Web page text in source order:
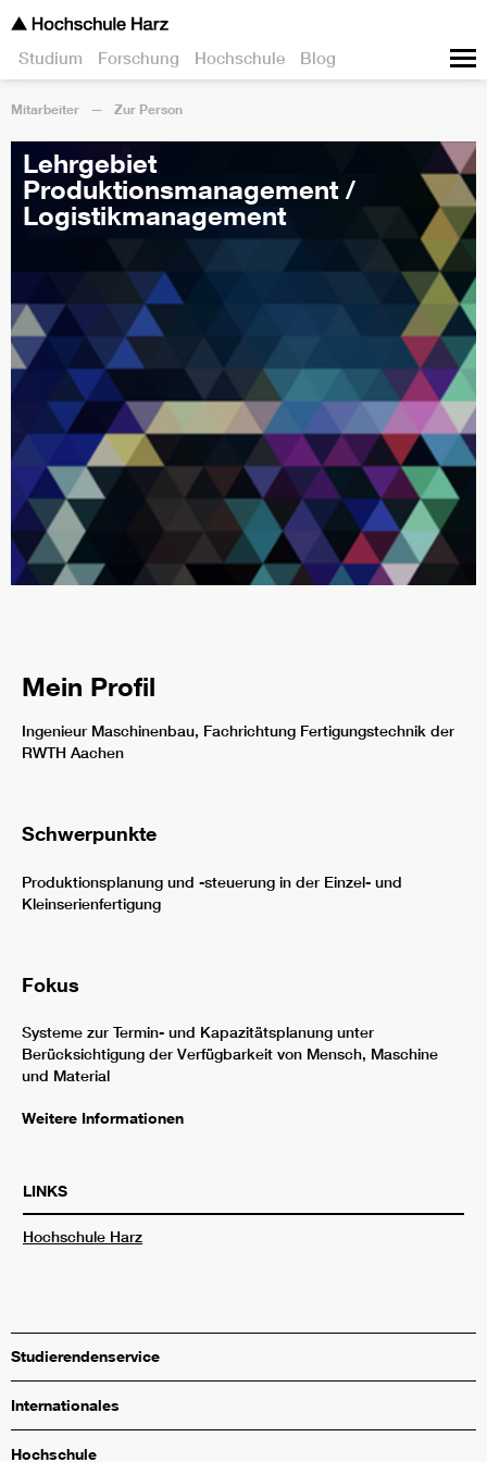
Studium Forschung Hochschule Blog
Mitarbeiter Zur Person
Lehrgebiet
Produktionsmanagement /
Logistikmanagement
Mein Profil
Ingenieur Maschinenbau, Fachrichtung Fertigungstechnik der
RWTH Aachen
Schwerpunkte
Produktionsplanung und -steuerung in der Einzel- und
Kleinserienfertigung
Fokus
Systeme zur Termin- und Kapazitätsplanung unter
Berücksichtigung der Verfügbarkeit von Mensch, Maschine
und Material
Weitere Informationen
LINKS
Hochschule Harz
Studierendenservice
Internationales
Hochschule